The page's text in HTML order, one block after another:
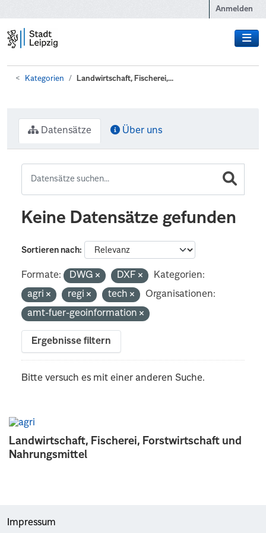
Anmelden
Kategorien Landwirtschaft, Fischerei,...
Landwirtschaft, Fischerei, Forstwirtschaft und
Nahrungsmittel
Datensätze Über uns
Keine Datensätze gefunden
Sortieren nach
Formate: DWG DXF
Kategorien:
agri
regi tech
Organisationen:
amt-fuer-geoinformation
Ergebnisse filtern
Bitte versuch es mit einer anderen Suche.
Impressum